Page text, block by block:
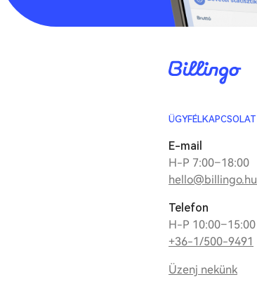
ÜGYFÉLKAPCSOLAT
E-mail
H-P 7:00–18:00
hello@billingo.hu
Telefon
H-P 10:00–15:00
+36-1/500-9491
Üzenj nekünk